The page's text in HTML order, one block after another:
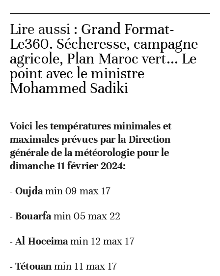
Lire aussi : Grand Format-
Le360. Sécheresse, campagne
agricole, Plan Maroc vert... Le
point avec le ministre
Mohammed Sadiki
Voici les températures minimales et
maximales prévues par la Direction
générale de la météorologie pour le
dimanche 11 février 2024:
- Oujdamin 09 max 17
- Bouarfamin 05 max 22
- Al Hoceimamin 12 max 17
- Tétouanmin 11 max 17